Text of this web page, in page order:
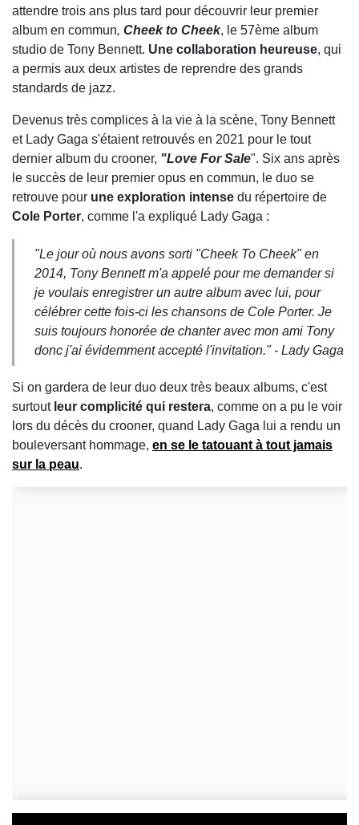
attendre trois ans plus tard pour découvrir leur premier
album en commun, Cheek to Cheek, le 57ème album
studio de Tony Bennett. Une collaboration heureuse, qui
a permis aux deux artistes de reprendre des grands
standards de jazz.
Devenus très complices à la vie à la scène, Tony Bennett
et Lady Gaga s'étaient retrouvés en 2021 pour le tout
dernier album du crooner, "Love For Sale". Six ans après
le succès de leur premier opus en commun, le duo se
retrouve pour une exploration intense du répertoire de
Cole Porter, comme l'a expliqué Lady Gaga :
"Le jour où nous avons sorti "Cheek To Cheek" en
2014, Tony Bennett m'a appelé pour me demander si
je voulais enregistrer un autre album avec lui, pour
célébrer cette fois-ci les chansons de Cole Porter. Je
suis toujours honorée de chanter avec mon ami Tony
donc j'ai évidemment accepté l'invitation." - Lady Gaga
Si on gardera de leur duo deux très beaux albums, c'est
surtout leur complicité qui restera, comme on a pu le voir
lors du décès du crooner, quand Lady Gaga lui a rendu un
bouleversant hommage, en se le tatouant à tout jamais
sur la peau.